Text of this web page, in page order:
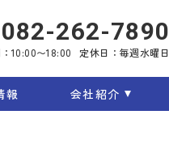
082-262-7890
10:00〜18:00 定休日：毎週水曜日
報 会社紹介